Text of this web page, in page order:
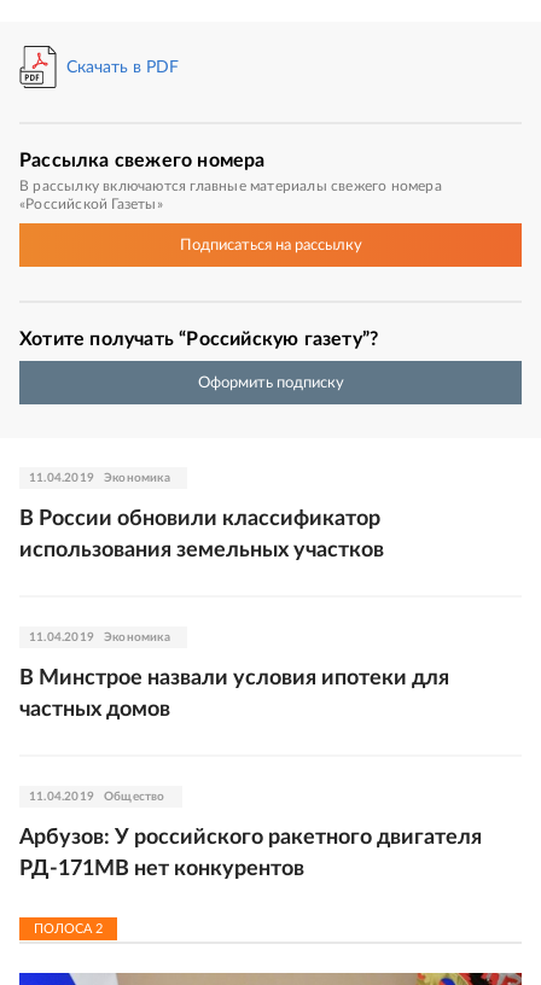
Скачать в PDF
Рассылка свежего номера
В рассылку включаются главные материалы свежего номера
«Российской Газеты»
Подписатьсяна рассылку
Хотите получать “Российскую газету”?
Оформить подписку
11.04.2019 Экономика
В России обновили классификатор
использования земельных участков
11.04.2019 Экономика
В Минстрое назвали условия ипотеки для
частных домов
11.04.2019 Общество
Арбузов: У российского ракетного двигателя
РД-171МВ нет конкурентов
ПОЛОСА2